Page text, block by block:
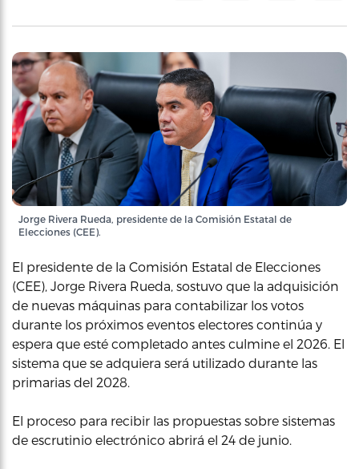
Jorge Rivera Rueda, presidente de la Comisión Estatal de
Elecciones (CEE).
El presidente de la Comisión Estatal de Elecciones
(CEE), Jorge Rivera Rueda, sostuvo que la adquisición
de nuevas máquinas para contabilizar los votos
durante los próximos eventos electores continúa y
espera que esté completado antes culmine el 2026. El
sistema que se adquiera será utilizado durante las
primarias del 2028.
El proceso para recibir las propuestas sobre sistemas
de escrutinio electrónico abrirá el 24 de junio.